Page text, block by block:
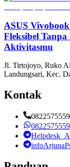
ASUS
Fleksibel
Aktivitasmu
Jl. Tirtojoyo, Ruko
Landungsari, Kec.
Kontak